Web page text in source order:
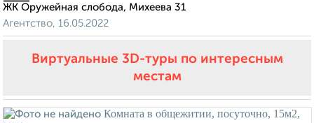
ЖК Оружейная слобода, Михеева 31
Агентство, 16.05.2022
Виртуальные 3D-туры по интересным
местам